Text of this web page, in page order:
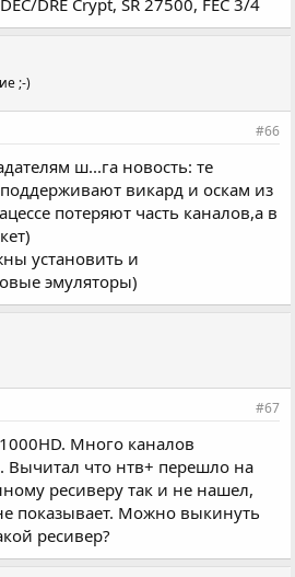
DRE Crypt, SR 27500, FEC 3/4
;-)
#66
ш...га новость: те
викард и оскам из
потеряют часть каналов,а в
установить и
эмуляторы)
#67
Много каналов
Вычитал что нтв+ перешло на
ресиверу так и не нашел,
показывает. Можно выкинуть
ресивер?